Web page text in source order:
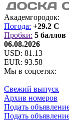
Академгородок:
Погода: +29.2 C
Пробки: 5 баллов
06.08.2026
USD: 81.13
EUR: 93.58
Мы в соцсетях:
Свежий выпуск
Архив номеров
Подать
Подать